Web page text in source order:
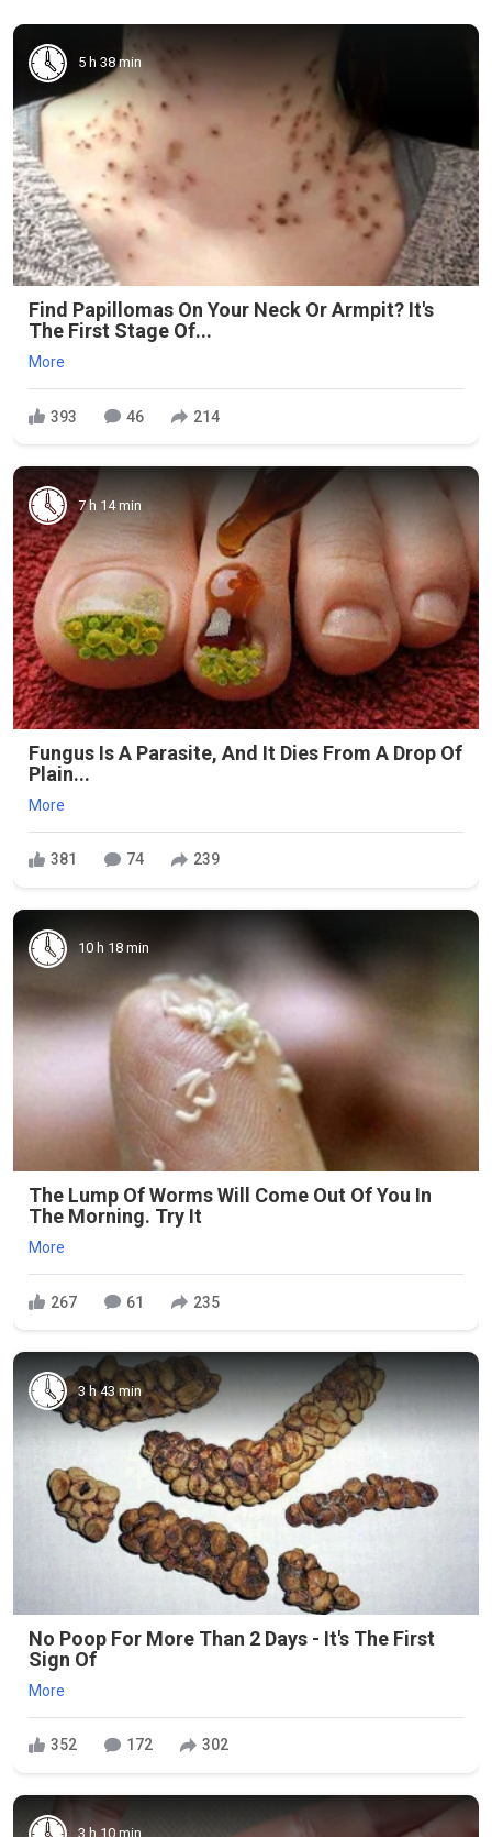
5 h 38 min
Find Papillomas On Your Neck Or Armpit? It's
The First Stage Of...
More
393 46 214
7 h 14 min
Fungus Is A Parasite, And It Dies From A Drop Of
Plain...
More
381 74 239
10 h 18 min
The Lump Of Worms Will Come Out Of You In
The Morning. Try It
More
267 61 235
3 h 43 min
No Poop For More Than 2 Days - It's The First
Sign Of
More
352 172 302
3 h 10 min